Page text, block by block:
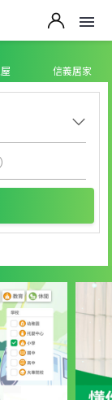
信義居家